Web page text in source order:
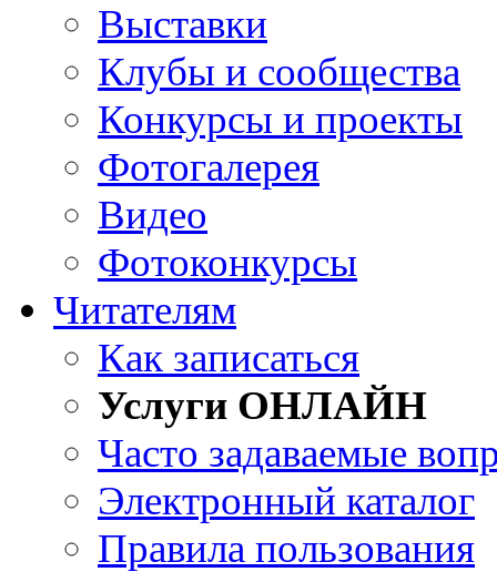
Выставки
Клубы и сообщества
Конкурсы и проекты
Фотогалерея
Видео
Фотоконкурсы
Читателям
Как записаться
Услуги ОНЛАЙН
Часто задаваемые
Электронный каталог
Правила пользования